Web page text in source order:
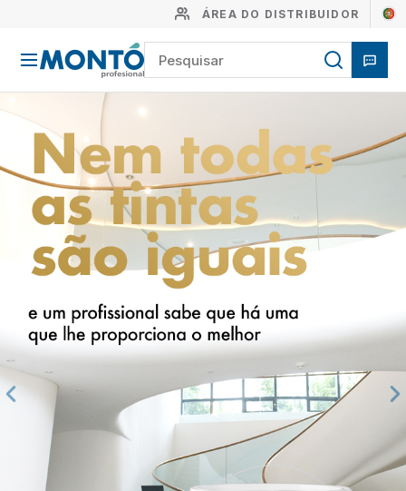
ÁREA DO DISTRIBUIDOR